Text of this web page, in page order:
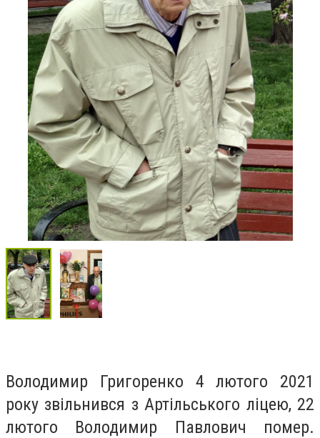
Володимир Григоренко 4 лютого 2021
року звільнився з Артільського ліцею, 22
лютого Володимир Павлович помер.